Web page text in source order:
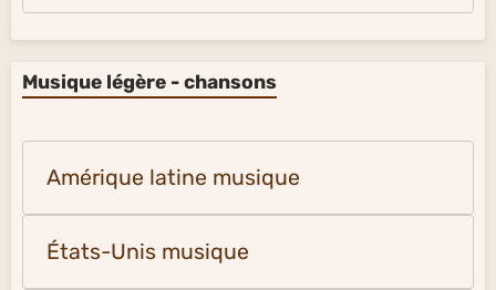
Musique légère - chansons
Amérique latine musique
États-Unis musique